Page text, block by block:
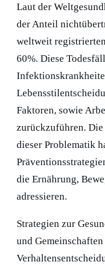
Laut der
der Anteil
weltweit
60%. Diese
Faktoren, sowie
zurückzuführen. Die
dieser Problematik
die Ernährung,
adressieren.
Strategien zur
und